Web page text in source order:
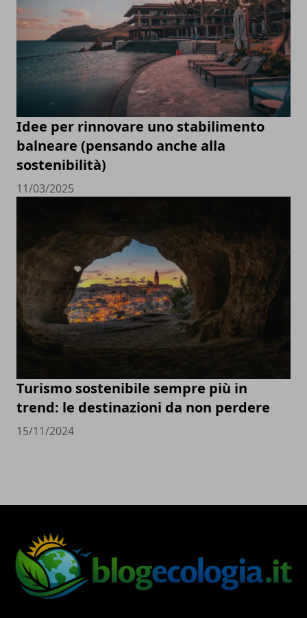
Idee per rinnovare uno stabilimento
balneare (pensando anche alla
sostenibilità)
11/03/2025
Turismo sostenibile sempre più in
trend: le destinazioni da non perdere
15/11/2024